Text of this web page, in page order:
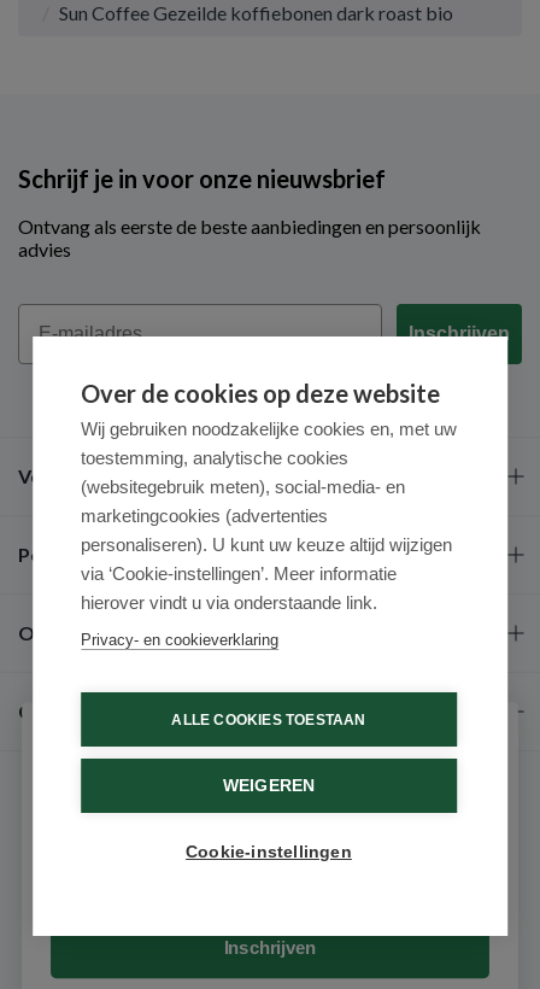
Sun Coffee Gezeilde koffiebonen dark roast bio
Schrijf je in voor onze nieuwsbrief
Ontvang als eerste de beste aanbiedingen en persoonlijk
advies
Email
Inschrijven
Veel gestelde vragen
Populaire merken
Over ons
Contact
Over de cookies op deze website
Wij gebruiken noodzakelijke cookies en, met uw
toestemming, analytische cookies
(websitegebruik meten), social-media- en
marketingcookies (advertenties
personaliseren). U kunt uw keuze altijd wijzigen
via ‘Cookie-instellingen’. Meer informatie
hierover vindt u via onderstaande link.
Privacy- en cookieverklaring
ALLE COOKIES TOESTAAN
WEIGEREN
Cookie-instellingen
Schrijf je in voor onze nieuwsbrief
Ontvang als eerste de beste aanbiedingen en persoonlijk
advies
Inschrijven